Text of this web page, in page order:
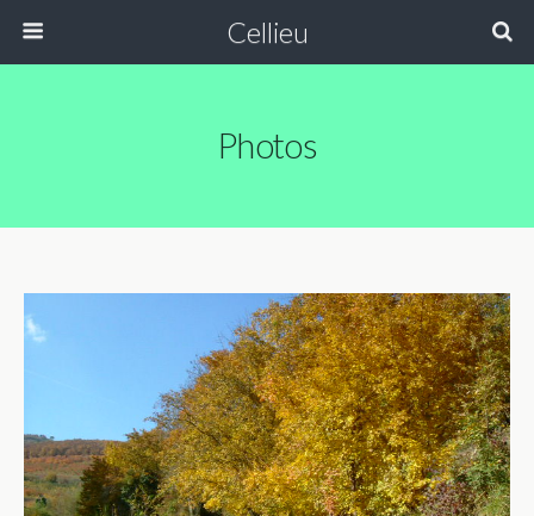
Cellieu
Photos